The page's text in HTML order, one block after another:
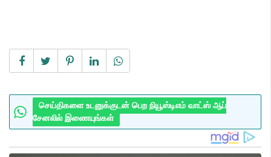
செய்திகளை உடனுக்குடன் பெற நியூஸ்டிஎம் வாட்ஸ் ஆப்
சேனலில் இணையுங்கள்